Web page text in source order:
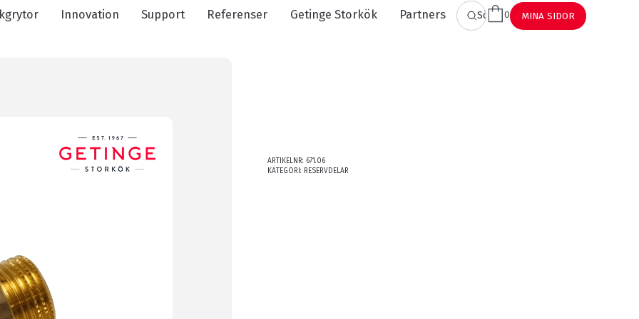
Innovation Support Referenser Getinge Storkök Partners SÖK
0 MINA SIDOR
ARTIKELNR: 671.06
KATEGORI: RESERVDELAR